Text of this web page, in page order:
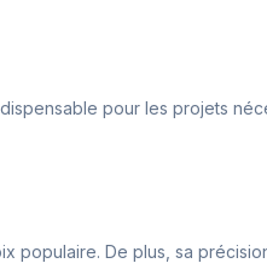
pour les projets
populaire. De plus, sa